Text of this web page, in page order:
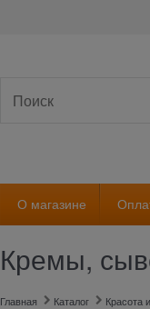
О магазине
Кремы,
Главная Каталог Красота